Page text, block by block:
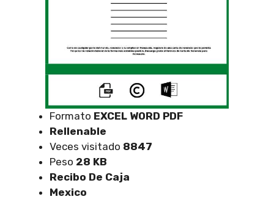
Formato EXCEL WORD PDF
Rellenable
Veces visitado 8847
Peso 28 KB
Recibo De Caja
Mexico